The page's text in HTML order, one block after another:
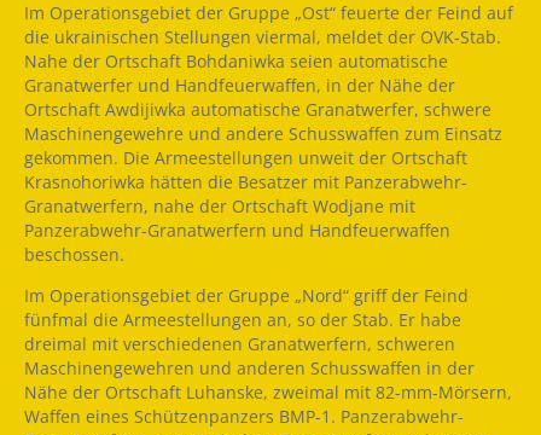
Im Operationsgebiet der Gruppe „Ost“ feuerte der Feind auf
die ukrainischen Stellungen viermal, meldet der OVK-Stab.
Nahe der Ortschaft Bohdaniwka seien automatische
Granatwerfer und Handfeuerwaffen, in der Nähe der
Ortschaft Awdijiwka automatische Granatwerfer, schwere
Maschinengewehre und andere Schusswaffen zum Einsatz
gekommen. Die Armeestellungen unweit der Ortschaft
Krasnohoriwka hätten die Besatzer mit Panzerabwehr-
Granatwerfern, nahe der Ortschaft Wodjane mit
Panzerabwehr-Granatwerfern und Handfeuerwaffen
beschossen.
Im Operationsgebiet der Gruppe „Nord“ griff der Feind
fünfmal die Armeestellungen an, so der Stab. Er habe
dreimal mit verschiedenen Granatwerfern, schweren
Maschinengewehren und anderen Schusswaffen in der
Nähe der Ortschaft Luhanske, zweimal mit 82-mm-Mörsern,
Waffen eines Schützenpanzers BMP-1. Panzerabwehr-